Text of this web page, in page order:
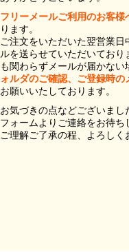
フリーメールご利用のお客様
ります。
ご注文をいただいた翌営業
ルを送らせていただいてお
も関わらずメールが届かない
ォルダのご確認、ご登録時
お願いいたしております。
お気づきの点などございま
フォームよりご連絡をお待ち
ご理解ご了承の程、よろし